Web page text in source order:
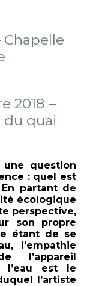
Chapelle
2018 –
du quai
une question
: quel est
partant de
écologique
perspective,
son propre
étant de se
l’empathie
l’appareil
l’eau est le
l’artiste